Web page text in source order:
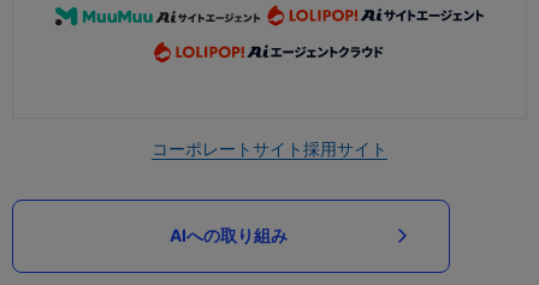
コーポレートサイト採用サイト
AIへの取り組み